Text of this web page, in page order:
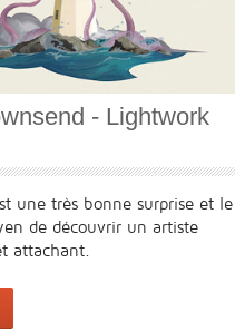
- Lightwork
une très bonne surprise et le
de découvrir un artiste
attachant.